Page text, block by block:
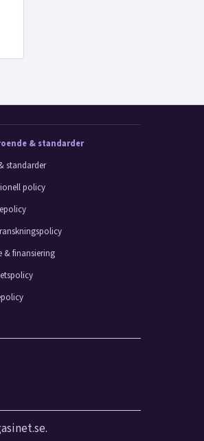
& standarder
standarder
policy
& finansiering
.